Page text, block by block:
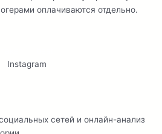
оплачиваются отдельно.
Instagram
сетей и онлайн-анализ